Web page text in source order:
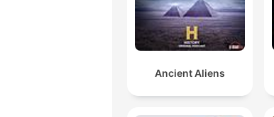
Ancient Aliens